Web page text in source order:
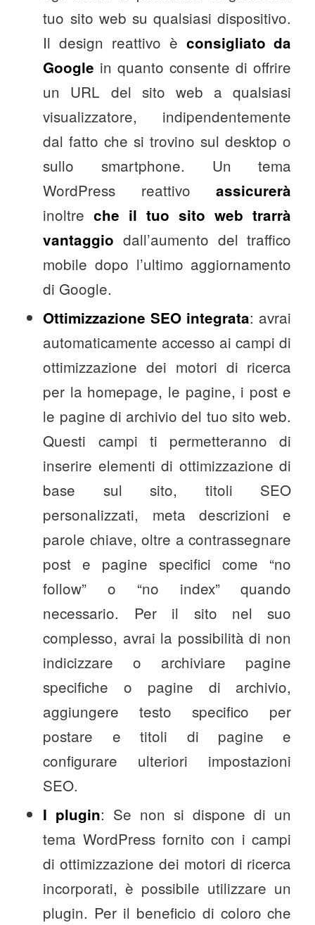
tuo sito web su qualsiasi dispositivo.
Il design reattivo è consigliato da
Google in quanto consente di offrire
un URL del sito web a qualsiasi
visualizzatore, indipendentemente
dal fatto che si trovino sul desktop o
sullo smartphone. Un tema
WordPress reattivoassicurerà
inoltreche il tuo sito web trarrà
vantaggio dall’aumento del traffico
mobile dopo l’ultimo aggiornamento
di Google.
Ottimizzazione SEO integrata: avrai
automaticamente accesso ai campi di
ottimizzazione dei motori di ricerca
per la homepage, le pagine, i post e
le pagine di archivio del tuo sito web.
Questi campi ti permetteranno di
inserire elementi di ottimizzazione di
base sul sito, titoli SEO
personalizzati, meta descrizioni e
parole chiave, oltre a contrassegnare
post e pagine specifici come “no
follow” o “no index” quando
necessario. Per il sito nel suo
complesso, avrai la possibilità di non
indicizzare o archiviare pagine
specifiche o pagine di archivio,
aggiungere testo specifico per
postare e titoli di pagine e
configurare ulteriori impostazioni
SEO.
I plugin: Se non si dispone di un
tema WordPress fornito con i campi
di ottimizzazione dei motori di ricerca
incorporati, è possibile utilizzare un
plugin. Per il beneficio di coloro che